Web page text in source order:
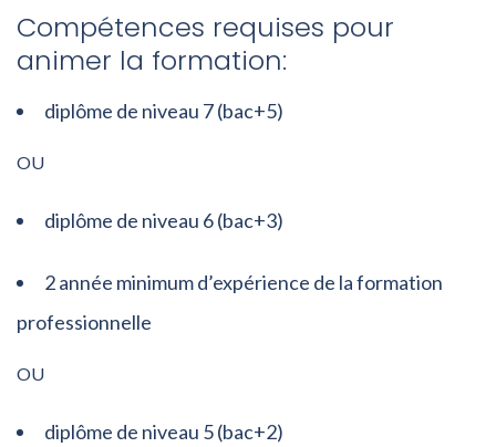
Compétences requises pour
animer la formation:
diplôme de niveau 7 (bac+5)
OU
diplôme de niveau 6 (bac+3)
2 année minimum d’expérience de la formation
professionnelle
OU
diplôme de niveau 5 (bac+2)